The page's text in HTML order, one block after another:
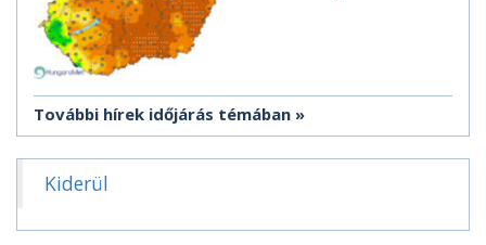
További hírek időjárás témában
Kiderül